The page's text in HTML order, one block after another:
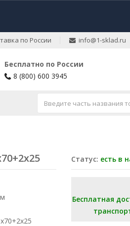
по России info@1-sklad.ru
Бесплатно по России
8 (800) 600 3945
Статус: есть в
Бесплатная